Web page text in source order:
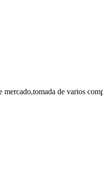
de varios